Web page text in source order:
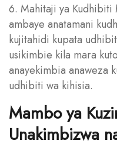
6. Mahitaji ya Kudhibiti
ambaye anatamani
kujitahidi kupata
usikimbie kila mara
anayekimbia anaweza
udhibiti wa kihisia.
Mambo ya
Unakimbizwa